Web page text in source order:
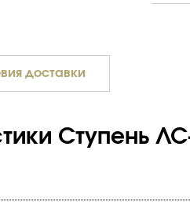
доставки
Ступень